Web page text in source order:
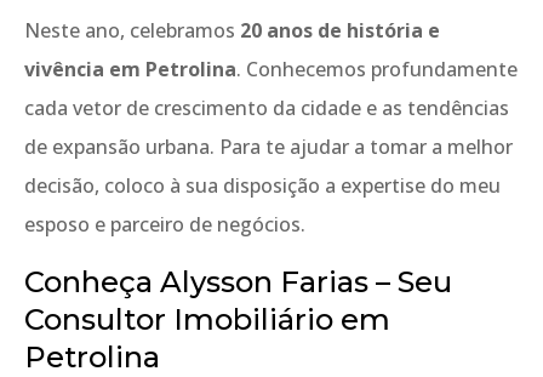
Neste ano, celebramos 20 anos de história e
vivência em Petrolina. Conhecemos profundamente
cada vetor de crescimento da cidade e as tendências
de expansão urbana. Para te ajudar a tomar a melhor
decisão, coloco à sua disposição a expertise do meu
esposo e parceiro de negócios.
Conheça Alysson Farias – Seu
Consultor Imobiliário em
Petrolina